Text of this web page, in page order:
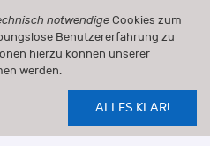
notwendige Cookies zum
Benutzererfahrung zu
hierzu können unserer
werden.
ALLES KLAR!